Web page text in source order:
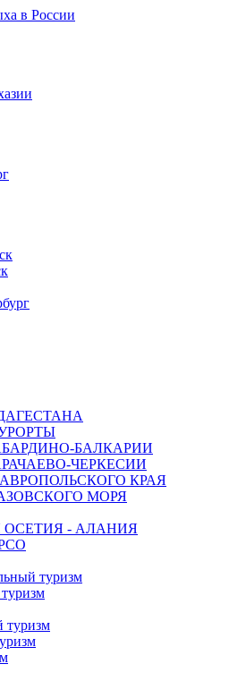
БАЛКАРИИ
ЧЕРКЕСИИ
КРАЯ
МОРЯ
ОСЕТИЯ - АЛАНИЯ
туризм
туризм